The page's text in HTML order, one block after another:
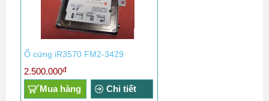
Ổ cứng iR3570 FM2-3429
2.500.000đ
Mua hàng Chi tiết